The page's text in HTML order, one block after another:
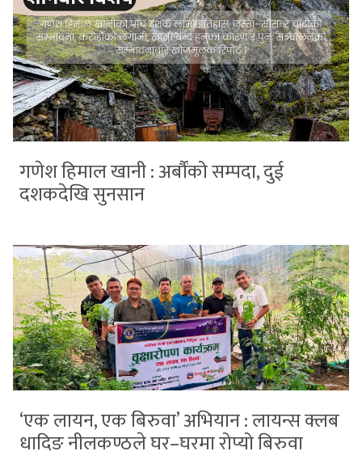
गणेश हिमाल खानी : अर्बौंको सम्पदा, दुई
दशकदेखि सुनसान
‘एक लायन, एक बिरुवा’ अभियान : लायन्स क्लब
धादिङ नीलकण्ठले घर–घरमा रोप्यो बिरुवा